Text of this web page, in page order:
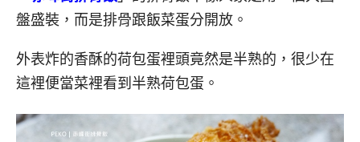
盤盛裝，而是排骨跟飯菜蛋分開放。
外表炸的香酥的荷包蛋裡頭竟然是半熟的，很少在
這裡便當菜裡看到半熟荷包蛋。